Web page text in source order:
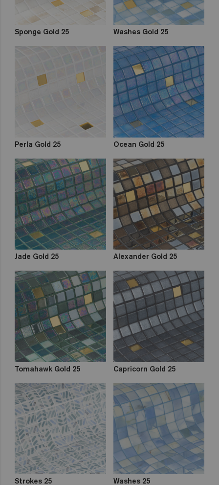
Sponge Gold 25 Washes Gold 25
Perla Gold 25 Ocean Gold 25
Jade Gold 25 Alexander Gold 25
Tomahawk Gold 25 Capricorn Gold 25
Strokes 25 Washes 25